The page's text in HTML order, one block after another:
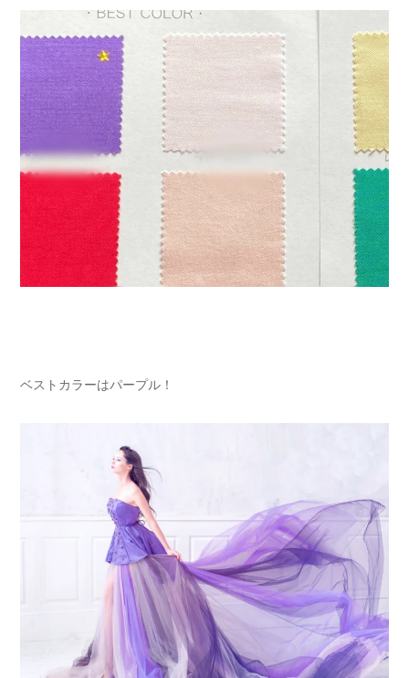
ベストカラーはパープル！